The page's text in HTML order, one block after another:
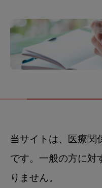
当サイトは、医療関
です。一般の方に対
りません。